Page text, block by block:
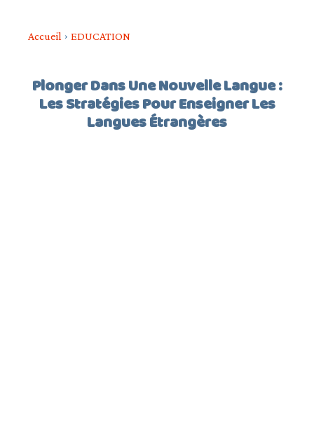
Accueil EDUCATION
Plonger Dans Une Nouvelle Langue :
Les Stratégies Pour Enseigner Les
Langues Étrangères